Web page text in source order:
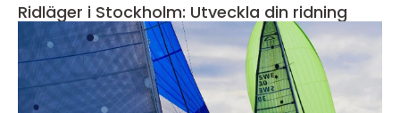
Ridläger i Stockholm: Utveckla din ridning